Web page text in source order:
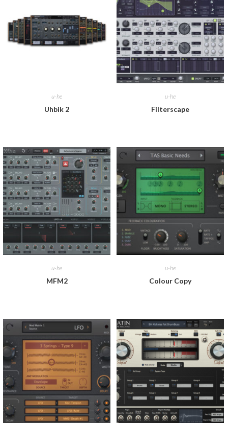
u-he
Uhbik 2
u-he
Filterscape
u-he
MFM2
u-he
Colour Copy